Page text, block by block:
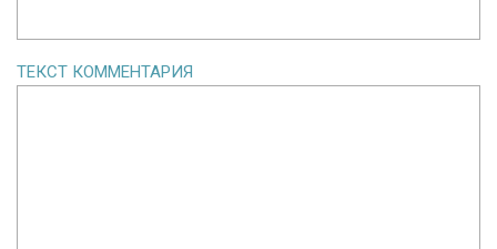
ТЕКСТ КОММЕНТАРИЯ